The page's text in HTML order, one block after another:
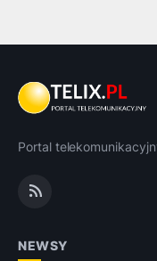
Portal
NEWSY